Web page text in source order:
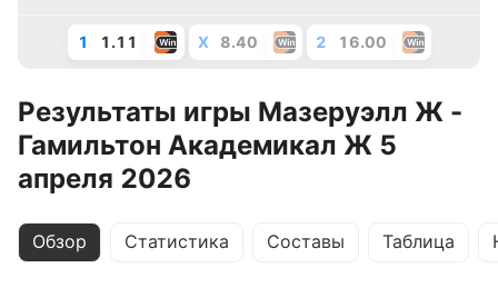
1 1.11 X 8.40 2 16.00
Результаты игры Мазеруэлл Ж -
Гамильтон Академикал Ж 5
апреля 2026
Обзор Статистика Составы Таблица